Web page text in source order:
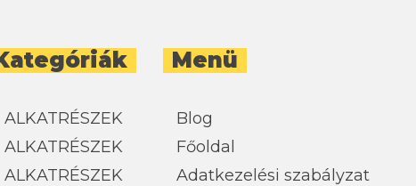
Menü
Blog
Főoldal
Adatkezelési szabályzat